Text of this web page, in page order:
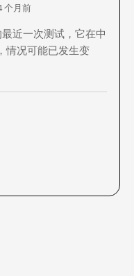
个月前
近一次测试，它在中
情况可能已发生变